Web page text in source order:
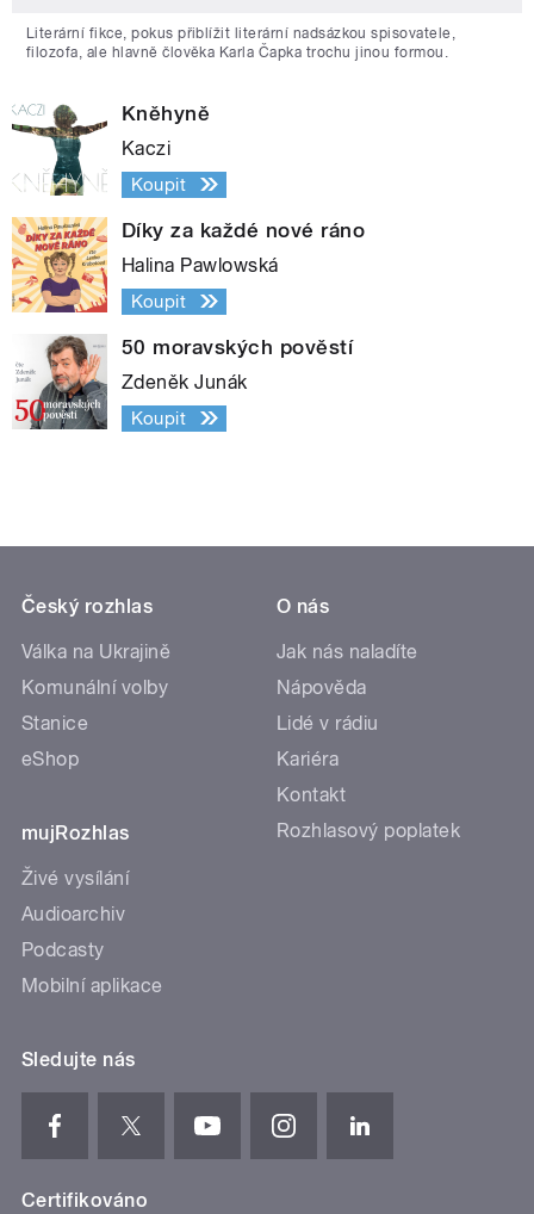
Literární fikce, pokus přiblížit literární nadsázkou spisovatele,
filozofa, ale hlavně člověka Karla Čapka trochu jinou formou.
Kněhyně
Kaczi
Koupit
Díky za každé nové ráno
Halina Pawlowská
Koupit
50 moravských pověstí
Zdeněk Junák
Koupit
Český rozhlas
Válka na Ukrajině
Komunální volby
Stanice
eShop
mujRozhlas
Živé vysílání
Audioarchiv
Podcasty
Mobilní aplikace
O nás
Jak nás naladíte
Nápověda
Lidé v rádiu
Kariéra
Kontakt
Rozhlasový poplatek
Sledujte nás
Certifikováno